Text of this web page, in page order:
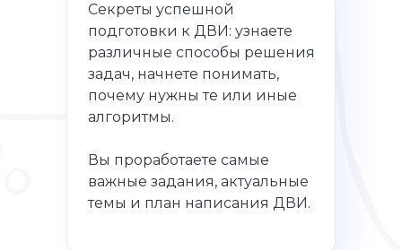
Секреты успешной
подготовки к ДВИ: узнаете
различные способы решения
задач, начнете понимать,
почему нужны те или иные
алгоритмы.
Вы проработаете самые
важные задания, актуальные
темы и план написания ДВИ.